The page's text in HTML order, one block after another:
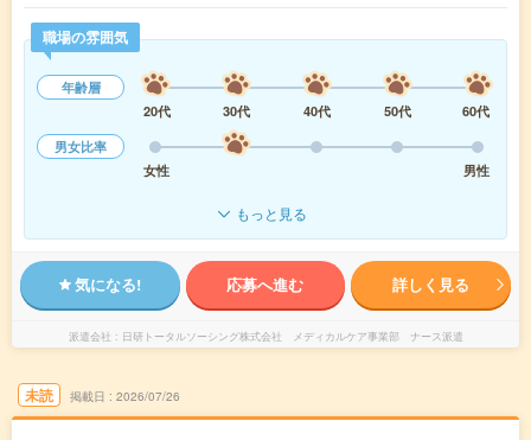
職場の雰囲気
年齢層
20代
30代 40代 50代
60代
男女比率
女性
男性
もっと見る
気になる! 応募へ進む 詳しく見る
派遣会社 日研トータルソーシング株式会社 メディカルケア事業部 ナース派遣
未読 掲載日 2026/07/26